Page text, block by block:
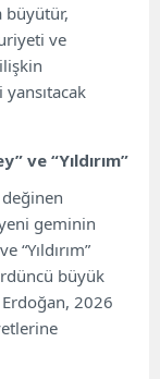
büyütür,
ve
ve “Yıldırım”
geminin
“Yıldırım”
büyük
2026